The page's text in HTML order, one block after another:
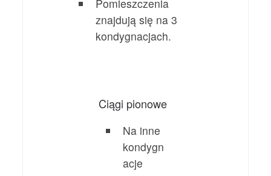
Pomieszczenia
znajdują się na 3
kondygnacjach.
Ciągi pionowe
Na inne
kondygn
acje